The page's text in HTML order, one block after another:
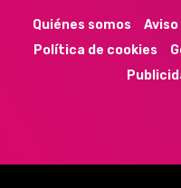
Quiénes somos Aviso
Política de cookies